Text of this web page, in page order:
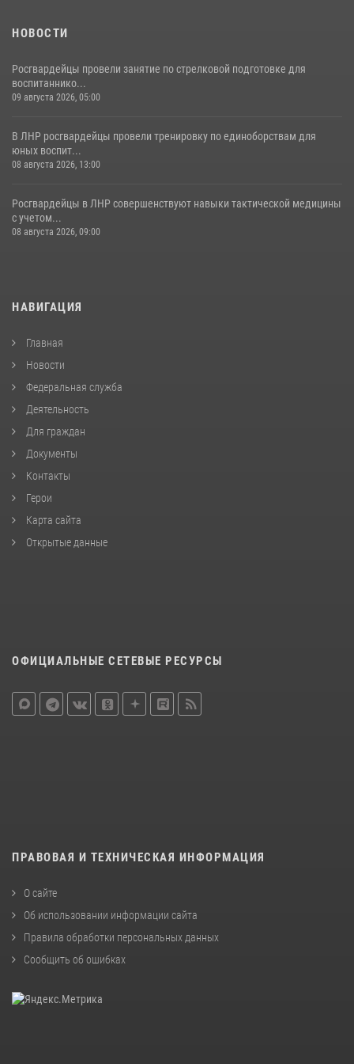
НОВОСТИ
Росгвардейцы провели занятие по стрелковой подготовке для
воспитаннико...
09 августа 2026, 05:00
В ЛНР росгвардейцы провели тренировку по единоборствам для
юных воспит...
08 августа 2026, 13:00
Росгвардейцы в ЛНР совершенствуют навыки тактической медицины
с учетом...
08 августа 2026, 09:00
НАВИГАЦИЯ
Главная
Новости
Федеральная служба
Деятельность
Для граждан
Документы
Контакты
Герои
Карта сайта
Открытые данные
ОФИЦИАЛЬНЫЕ СЕТЕВЫЕ РЕСУРСЫ
ПРАВОВАЯ И ТЕХНИЧЕСКАЯ ИНФОРМАЦИЯ
О сайте
Об использовании информации сайта
Правила обработки персональных данных
Сообщить об ошибках